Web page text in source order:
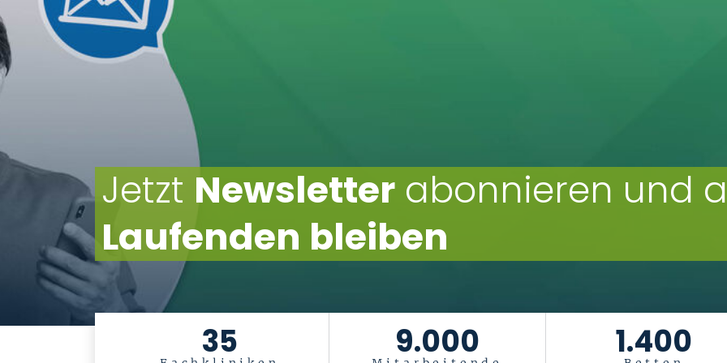
Jetzt Newsletter abonnieren und
Laufenden bleiben
35 9.000 1.400